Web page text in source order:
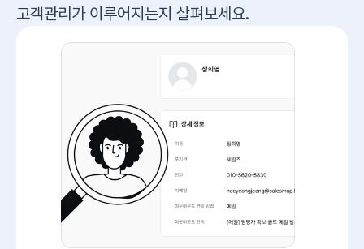
고객관리가 이루어지는지 살펴보세요.